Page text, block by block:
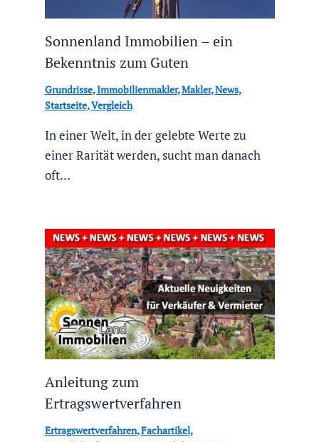
Sonnenland Immobilien – ein
Bekenntnis zum Guten
Grundrisse,Immobilienmakler,Makler,News,
Startseite,Vergleich
In einer Welt, in der gelebte Werte zu
einer Rarität werden, sucht man danach
oft…
Anleitung zum
Ertragswertverfahren
Ertragswertverfahren,Fachartikel,